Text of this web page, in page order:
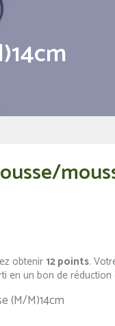
obtenir12points.
en un bon de réduction
(M/M)14cm